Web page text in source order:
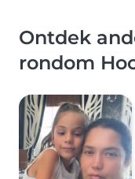
Ontdek
rondom